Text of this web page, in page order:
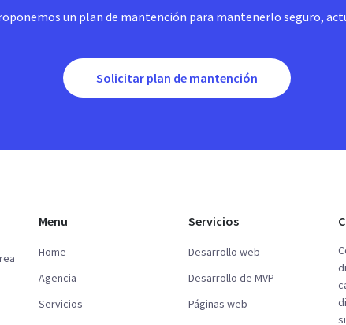
un plan de mantención para mantenerlo seguro,
Solicitar plan de mantención
Menu
Home
Agencia
Servicios
Servicios
Desarrollo web
Desarrollo de MVP
Páginas web